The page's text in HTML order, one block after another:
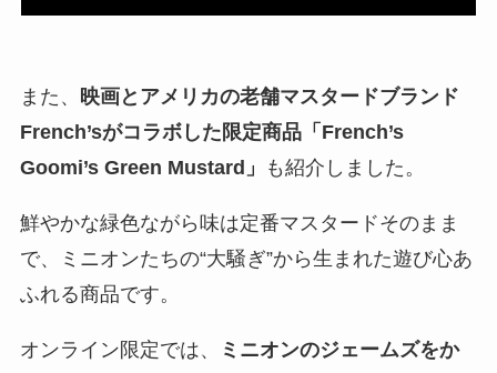
また、 映画とアメリカの老舗マスタードブランド
French’sがコラボした限定商品「French’s
Goomi’s Green Mustard」
も紹介しました。
鮮やかな緑色ながら味は定番マスタードそのまま
で、ミニオンたちの“大騒ぎ”から生まれた遊び心あ
ふれる商品です。
オンライン限定では、
ミニオンのジェームズをか